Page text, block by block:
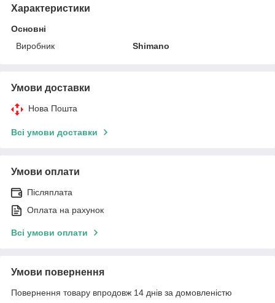
Характеристики
Основні
Виробник
Shimano
Умови доставки
Нова Пошта
Всі умови доставки
Умови оплати
Післяплата
Оплата на рахунок
Всі умови оплати
Умови повернення
Повернення товару впродовж 14 днів за домовленістю